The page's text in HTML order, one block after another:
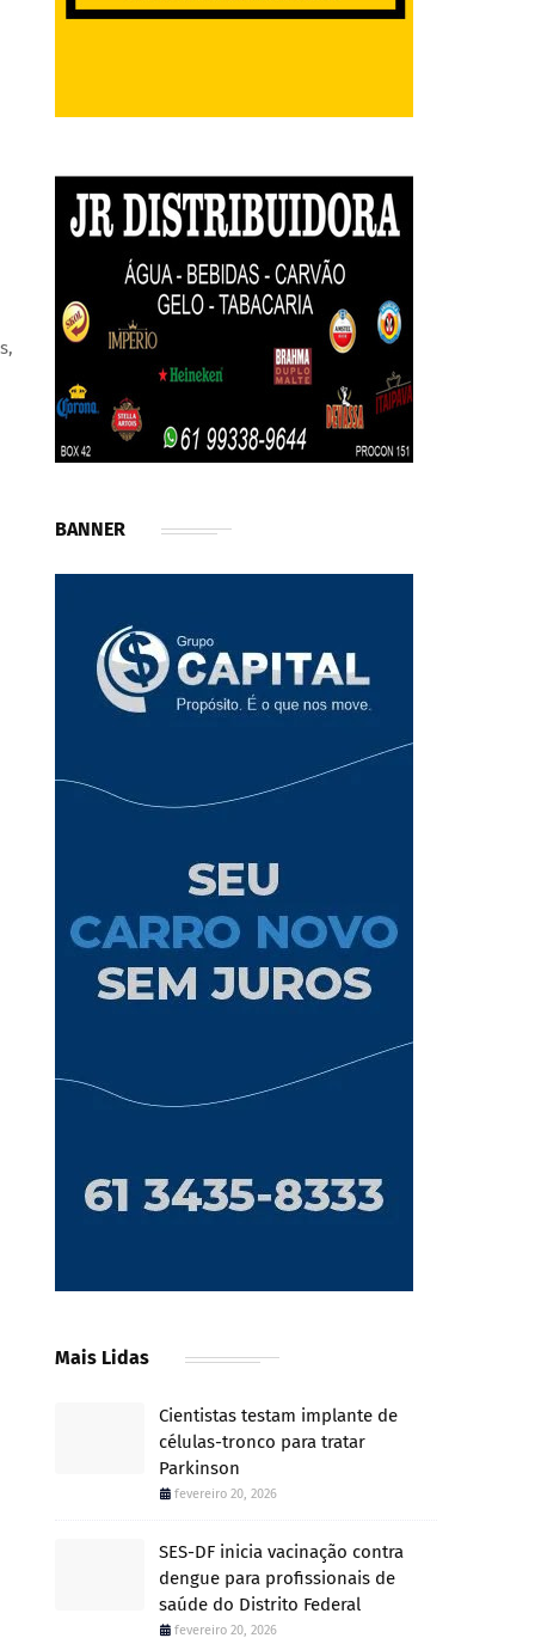
BANNER
Mais Lidas
Cientistas testam implante de
células-tronco para tratar
Parkinson
fevereiro 20, 2026
SES-DF inicia vacinação contra
dengue para profissionais de
saúde do Distrito Federal
fevereiro 20, 2026